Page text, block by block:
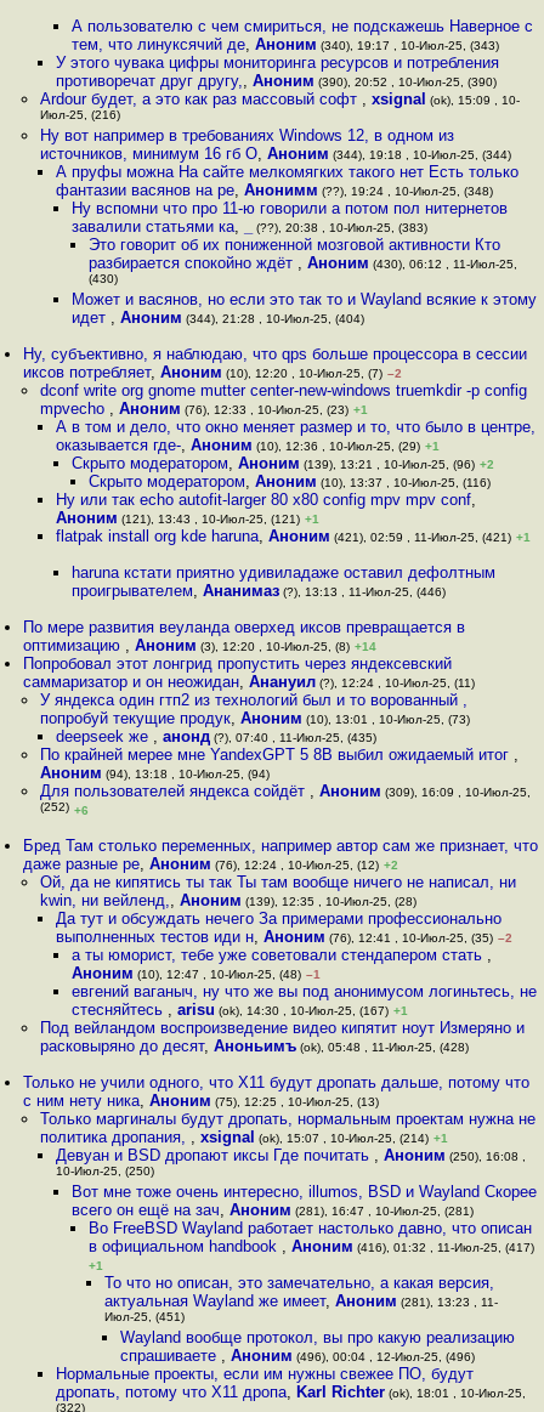
А пользователю с чем смириться, не подскажешь Наверное с
тем, что линуксячий де,Аноним (340), 19:17 , 10-Июл-25, (343)
У этого чувака цифры мониторинга ресурсов и потребления
противоречат друг другу,, Аноним (390), 20:52 , 10-Июл-25, (390)
Ardour будет, а это как раз массовый софт , xsignal (ok), 15:09 , 10-
Июл-25, (216)
Ну вот например в требованиях Windows 12, в одном из
источников, минимум 16 гб О, Аноним (344), 19:18 , 10-Июл-25, (344)
А пруфы можна На сайте мелкомягких такого нет Есть только
фантазии васянов на ре, Анонимм (??), 19:24 , 10-Июл-25, (348)
Ну вспомни что про 11-ю говорили а потом пол нитернетов
завалили статьями ка, (??), 20:38 , 10-Июл-25, (383)
Это говорит об их пониженной мозговой активности Кто
разбирается спокойно ждёт , Аноним (430), 06:12 , 11-Июл-25,
(430)
Может и васянов, но если это так то и Wayland всякие к этому
идет ,Аноним (344), 21:28 , 10-Июл-25, (404)
Ну, субъективно, я наблюдаю, что qps больше процессора в сессии
иксов потребляет,Аноним (10), 12:20 , 10-Июл-25, (7) –2
dconf write org gnome mutter center-new-windows truemkdir -p config
mpvecho , Аноним (76), 12:33 , 10-Июл-25, (23) +1
А в том и дело, что окно меняет размер и то, что было в центре,
оказывается где-, Аноним (10), 12:36 , 10-Июл-25, (29) +1
Скрыто модератором,Аноним (139), 13:21 , 10-Июл-25, (96) +2
Скрыто модератором, Аноним (10), 13:37 , 10-Июл-25, (116)
Ну или так echo autofit-larger 80 x80 config mpv mpv conf,
Аноним (121), 13:43 , 10-Июл-25, (121) +1
flatpak install org kde haruna, Аноним (421), 02:59 , 11-Июл-25, (421) +1
haruna кстати приятно удивиладаже оставил дефолтным
проигрывателем,Ананимаз (?), 13:13 , 11-Июл-25, (446)
По мере развития веуланда оверхед иксов превращается в
оптимизацию ,Аноним (3), 12:20 , 10-Июл-25, (8) +14
Попробовал этот лонгрид пропустить через яндексевский
саммаризатор и он неожидан,Анануил (?), 12:24 , 10-Июл-25, (11)
У яндекса один гтп2 из технологий был и то ворованный ,
попробуй текущие продук, Аноним (10), 13:01 , 10-Июл-25, (73)
deepseek же , анонд(?), 07:40 , 11-Июл-25, (435)
По крайней мерее мне YandexGPT 5 8B выбил ожидаемый итог ,
Аноним (94), 13:18 , 10-Июл-25, (94)
Для пользователей яндекса сойдёт , Аноним (309), 16:09 , 10-Июл-25,
(252) +6
Бред Там столько переменных, например автор сам же признает, что
даже разные ре,Аноним (76), 12:24 , 10-Июл-25, (12) +2
Ой, да не кипятись ты так Ты там вообще ничего не написал, ни
kwin, ни вейленд,, Аноним (139), 12:35 , 10-Июл-25, (28)
Да тут и обсуждать нечего За примерами профессионально
выполненных тестов иди н, Аноним (76), 12:41 , 10-Июл-25, (35) –2
а ты юморист, тебе уже советовали стендапером стать ,
Аноним (10), 12:47 , 10-Июл-25, (48) –1
евгений ваганыч, ну что же вы под анонимусом логиньтесь, не
стесняйтесь ,arisu (ok), 14:30 , 10-Июл-25, (167) +1
Под вейландом воспроизведение видео кипятит ноут Измеряно и
расковыряно до десят, Аноньимъ(ok), 05:48 , 11-Июл-25, (428)
Только не учили одного, что X11 будут дропать дальше, потому что
с ним нету ника,Аноним (75), 12:25 , 10-Июл-25, (13)
Только маргиналы будут дропать, нормальным проектам нужна не
политика дропания, , xsignal (ok), 15:07 , 10-Июл-25, (214) +1
Девуан и BSD дропают иксы Где почитать , Аноним (250), 16:08 ,
10-Июл-25, (250)
Вот мне тоже очень интересно, illumos, BSD и Wayland Скорее
всего он ещё на зач,Аноним (281), 16:47 , 10-Июл-25, (281)
Во FreeBSD Wayland работает настолько давно, что описан
в официальном handbook , Аноним (416), 01:32 , 11-Июл-25, (417)
+1
То что но описан, это замечательно, а какая версия,
актуальная Wayland же имеет, Аноним (281), 13:23 , 11-
Июл-25, (451)
Wayland вообще протокол, вы про какую реализацию
спрашиваете ,Аноним (496), 00:04 , 12-Июл-25, (496)
Нормальные проекты, если им нужны свежее ПО, будут
дропать, потому что X11 дропа, Karl Richter(ok), 18:01 , 10-Июл-25,